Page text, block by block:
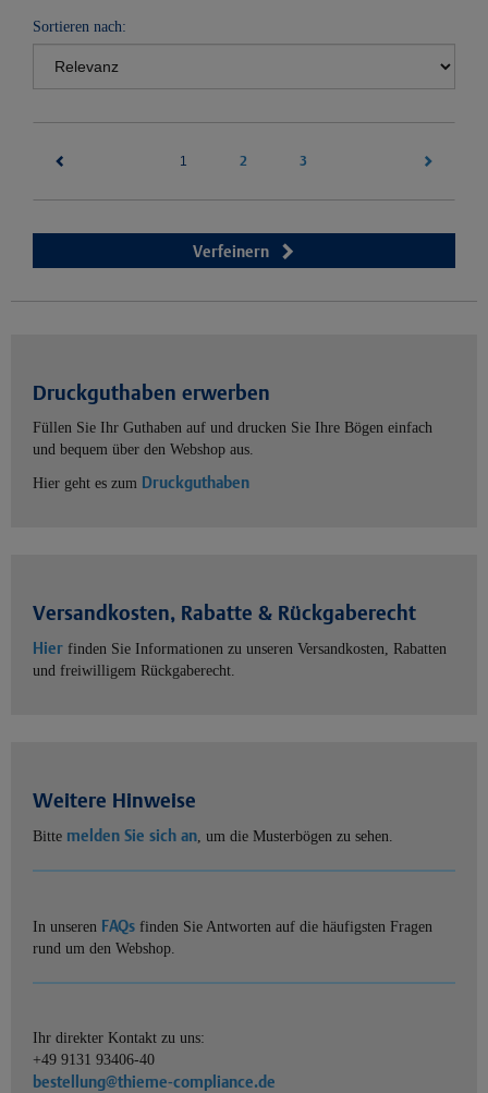
Sortieren nach:
1 2 3
Verfeinern
Druckguthaben erwerben
Füllen Sie Ihr Guthaben auf und drucken Sie Ihre Bögen einfach
und bequem über den Webshop aus.
Hier geht es zum Druckguthaben
Versandkosten, Rabatte & Rückgaberecht
Hier finden Sie Informationen zu unseren Versandkosten, Rabatten
und freiwilligem Rückgaberecht.
Weitere Hinweise
Bitte melden Sie sich an, um die Musterbögen zu sehen.
In unseren FAQs finden Sie Antworten auf die häufigsten Fragen
rund um den Webshop.
Ihr direkter Kontakt zu uns:
+49 9131 93406-40
bestellung@thieme-compliance.de